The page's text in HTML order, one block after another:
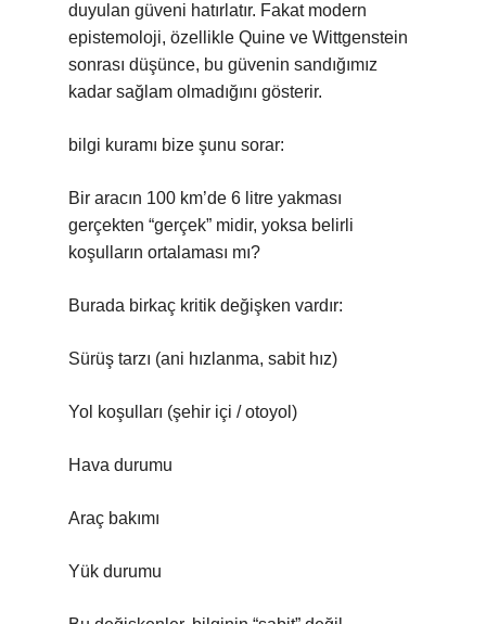
duyulan güveni hatırlatır. Fakat modern
epistemoloji, özellikle Quine ve Wittgenstein
sonrası düşünce, bu güvenin sandığımız
kadar sağlam olmadığını gösterir.
bilgi kuramı bize şunu sorar:
Bir aracın 100 km’de 6 litre yakması
gerçekten “gerçek” midir, yoksa belirli
koşulların ortalaması mı?
Burada birkaç kritik değişken vardır:
Sürüş tarzı (ani hızlanma, sabit hız)
Yol koşulları (şehir içi / otoyol)
Hava durumu
Araç bakımı
Yük durumu